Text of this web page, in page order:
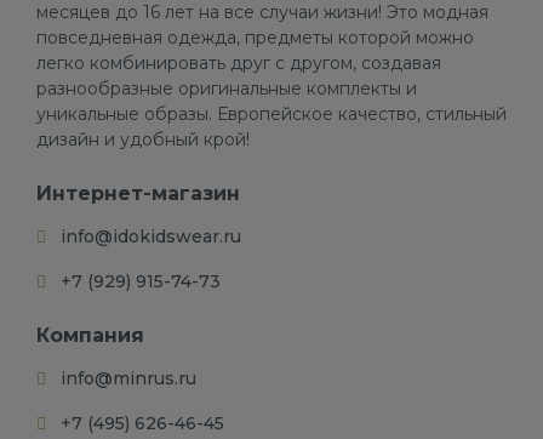
месяцев до 16 лет на все случаи жизни! Это модная
повседневная одежда, предметы которой можно
легко комбинировать друг с другом, создавая
разнообразные оригинальные комплекты и
уникальные образы. Европейское качество, стильный
дизайн и удобный крой!
Интернет-магазин
info@idokidswear.ru
+7 (929) 915-74-73
Компания
info@minrus.ru
+7 (495) 626-46-45